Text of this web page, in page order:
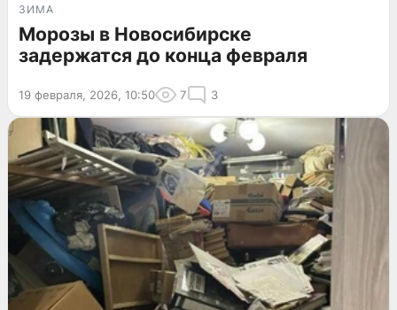
ЗИМА
Морозы в Новосибирске
задержатся до конца февраля
19 февраля, 2026, 10:50 7 3